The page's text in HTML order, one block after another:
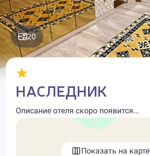
20
НАСЛЕДНИК
Описание отеля скоро появится...
Показать на карте